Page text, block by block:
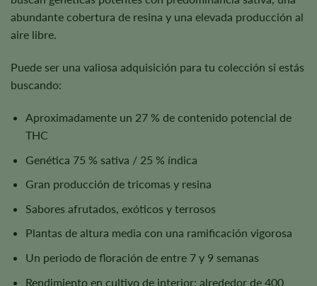
abundante cobertura de resina y una elevada producción al
aire libre.
Puede ser una valiosa adquisición para tu colección si estás
buscando:
Aproximadamente un 27 % de contenido potencial de
THC
Genética 75 % sativa / 25 % índica
Gran producción de tricomas y resina
Sabores afrutados, exóticos y terrosos
Plantas de altura media con una ramificación vigorosa
Un periodo de floración de entre 7 y 9 semanas
Rendimiento en cultivo de interior: alrededor de 400